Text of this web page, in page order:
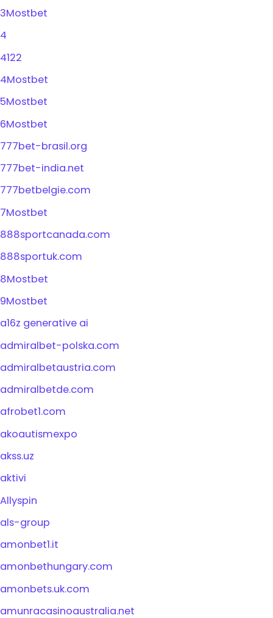
3Mostbet
4
4122
4Mostbet
5Mostbet
6Mostbet
777bet-brasil.org
777bet-india.net
777betbelgie.com
7Mostbet
888sportcanada.com
888sportuk.com
8Mostbet
9Mostbet
a16z generative ai
admiralbet-polska.com
admiralbetaustria.com
admiralbetde.com
afrobet1.com
akoautismexpo
akss.uz
aktivi
Allyspin
als-group
amonbet1.it
amonbethungary.com
amonbets.uk.com
amunracasinoaustralia.net